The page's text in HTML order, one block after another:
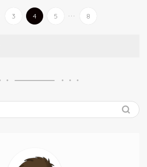
3 4 5 ... 8